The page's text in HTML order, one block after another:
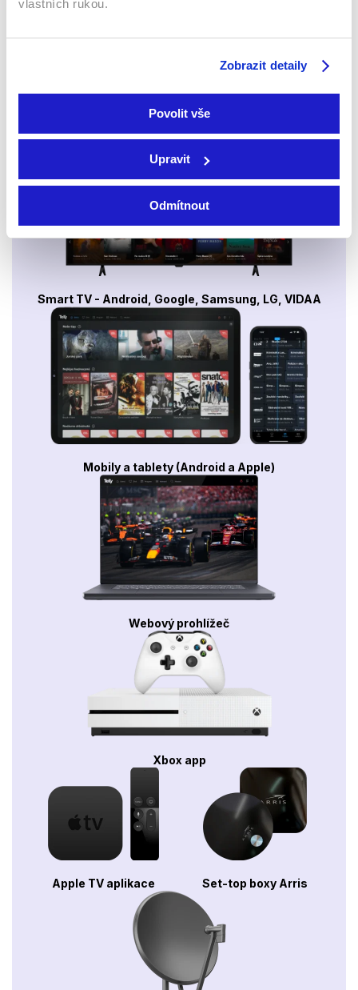
vlastních rukou.
Zobrazit detaily
Povolit vše
Upravit
Odmítnout
Smart TV - Android, Google, Samsung, LG, VIDAA
Mobily a tablety (Android a Apple)
Webový prohlížeč
Xbox app
Apple TV aplikace Set-top boxy Arris